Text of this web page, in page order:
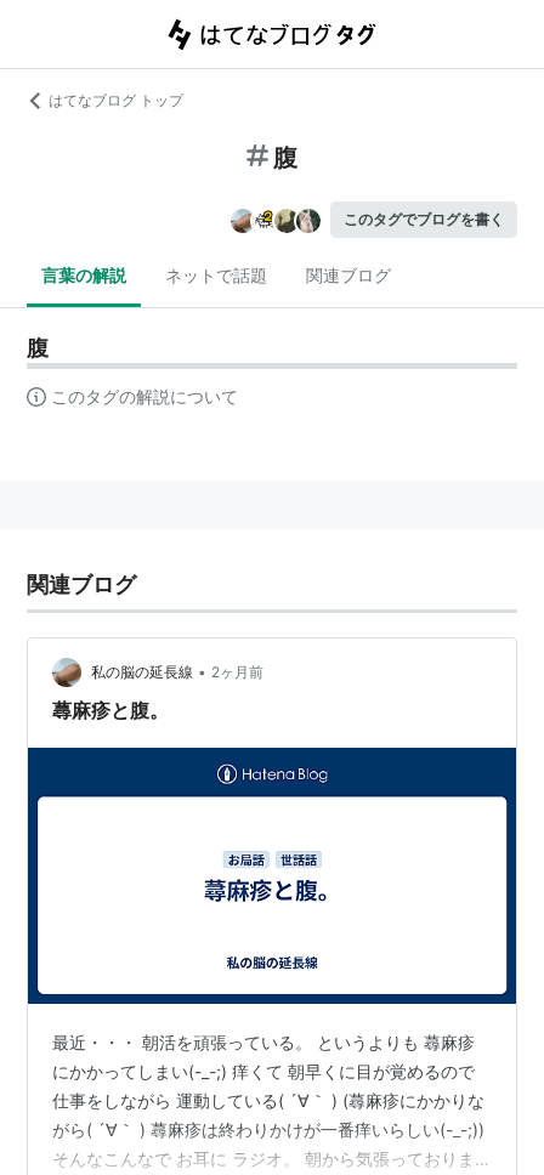
はてなブログ トップ
腹
このタグでブログを書く
言葉の解説 ネットで話題 関連ブログ
腹
このタグの解説について
関連ブログ
私の脳の延長線 • 2ヶ月前
蕁麻疹と腹。
最近・・・ 朝活を頑張っている。 というよりも 蕁麻疹
にかかってしまい(-_-;) 痒くて 朝早くに目が覚めるので
仕事をしながら 運動している( ´∀｀ ) (蕁麻疹にかかりな
がら( ´∀｀ ) 蕁麻疹は終わりかけが一番痒いらしい(-_-;))
そんなこんなで お耳に ラジオ。 朝から気張っておりま